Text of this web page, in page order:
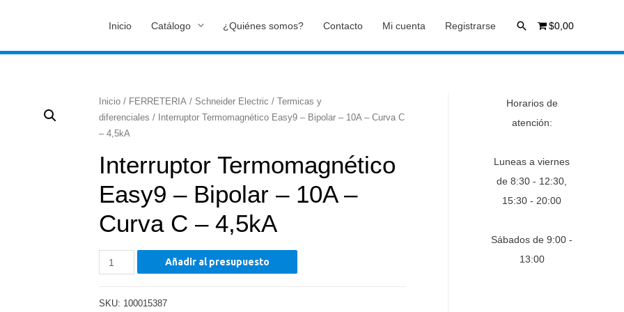
Inicio Catálogo ¿Quiénes somos? Contacto Mi cuenta Registrarse Buscar$0,00
Inicio/ FERRETERIA/ Schneider Electric / Termicas y
diferenciales / Interruptor Termomagnético Easy9 – Bipolar – 10A – Curva C
– 4,5kA
Interruptor Termomagnético
Easy9 – Bipolar – 10A –
Curva C – 4,5kA
Interruptor
Termomagnético
Añadir al presupuesto
SKU: 100015387
Horarios de
atención:
Luneas a viernes
de 8:30 - 12:30,
15:30 - 20:00
Sábados de 9:00 -
13:00